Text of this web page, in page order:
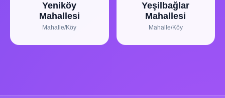
Yeniköy
Mahallesi
Mahalle/Köy
Yeşilbağlar
Mahallesi
Mahalle/Köy